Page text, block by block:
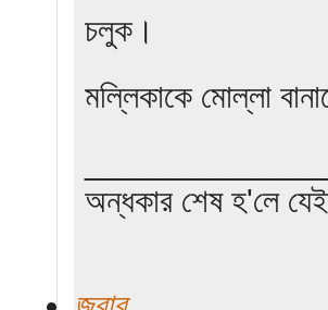
চলুক।
মল্লিকাকে মোল্লা
অন্ধকার শেষ হ'লে